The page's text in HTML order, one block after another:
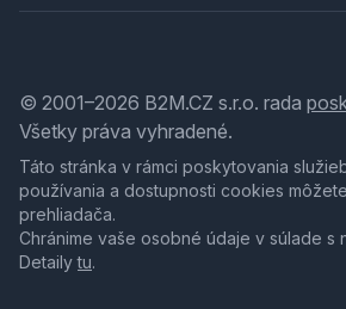
© 2001–2026 B2M.CZ s.r.o. rada
Všetky práva vyhradené.
Táto stránka v rámci poskytovania
používania a dostupnosti cookies
prehliadača.
Chránime vaše osobné údaje v súlade s
Detailytu.